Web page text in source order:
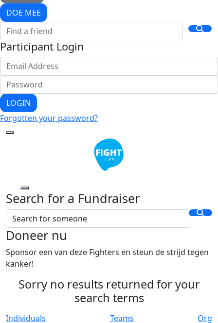
DOE MEE
Participant Login
LOGIN
Forgotten your password?
Search for a Fundraiser
Doneer nu
Sponsor een van deze Fighters en steun de strijd tegen
kanker!
Sorry no results returned for your
search terms
Individuals Teams
Org